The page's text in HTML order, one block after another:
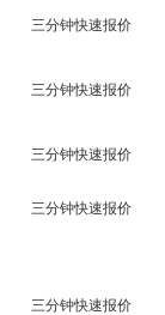
三分钟快速报价
三分钟快速报价
三分钟快速报价
三分钟快速报价
三分钟快速报价